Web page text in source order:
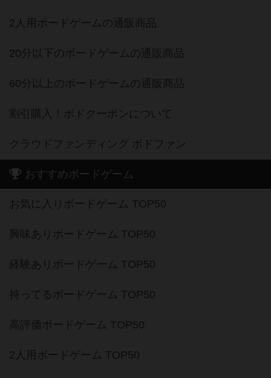
2人用ボードゲームの通販商品
20分以下のボードゲームの通販商品
60分以上のボードゲームの通販商品
割引購入！ボドクーポンについて
クラウドファンディング ボドファン
おすすめボードゲーム
お気に入りボードゲーム TOP50
興味ありボードゲーム TOP50
経験ありボードゲーム TOP50
持ってるボードゲーム TOP50
高評価ボードゲーム TOP50
2人用ボードゲーム TOP50